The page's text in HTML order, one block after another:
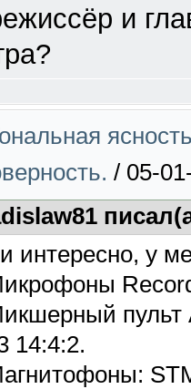
и
/ 05-
интересно, у
пульт
14:4:2.